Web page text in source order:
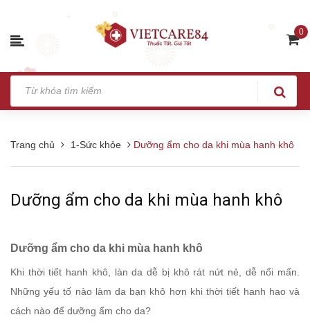
0
Trang chủ 1-Sức khỏe Dưỡng ẩm cho da khi mùa hanh khô
Dưỡng ẩm cho da khi mùa hanh khô
Dưỡng ẩm cho da khi mùa hanh khô
Khi thời tiết hanh khô, làn da dễ bị khô rát nứt nẻ, dễ nổi mẩn.
Những yếu tố nào làm da bạn khô hơn khi thời tiết hanh hao và
cách nào để dưỡng ẩm cho da?